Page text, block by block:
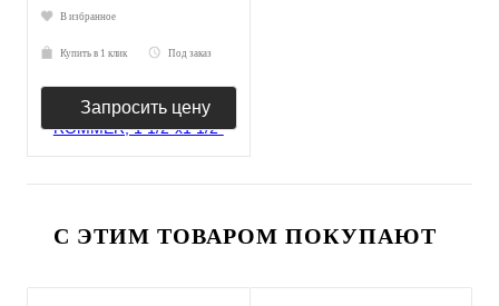
В избранное
Купить в 1 клик Под заказ
Запросить цену
С ЭТИМ ТОВАРОМ ПОКУПАЮТ